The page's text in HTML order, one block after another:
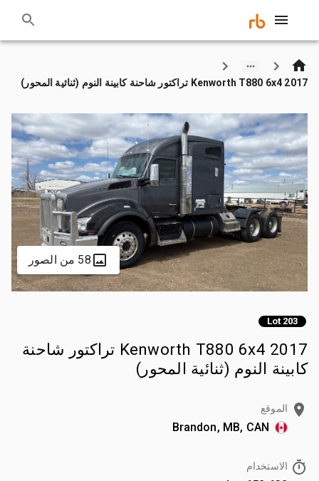
2017 Kenworth T880 6x4 تراكتور شاحنة كابينة النوم (ثنائية المحور)
58 من الصور
Lot 203
2017 Kenworth T880 6x4 تراكتور شاحنة
كابينة النوم (ثنائية المحور)
الموقع
Brandon, MB, CAN
الاستخدام